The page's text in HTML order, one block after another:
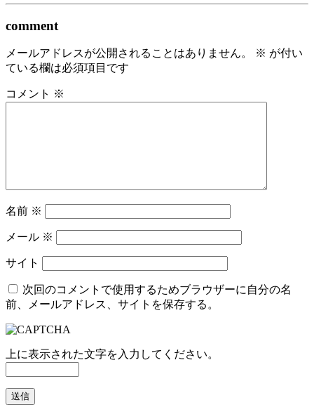
comment
メールアドレスが公開されることはありません。 ※ が付い
ている欄は必須項目です
コメント ※
名前 ※
メール ※
サイト
次回のコメントで使用するためブラウザーに自分の名
前、メールアドレス、サイトを保存する。
上に表示された文字を入力してください。